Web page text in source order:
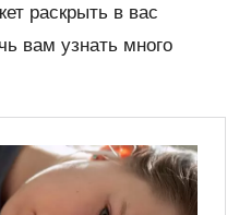
раскрыть в вас
вам узнать много